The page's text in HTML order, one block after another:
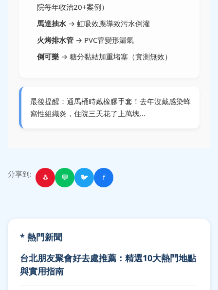
院每年收治20+案例）
馬達抽水 → 虹吸效應導致污水倒灌
火烤排水管 → PVC管變形漏氣
倒可樂 → 糖分黏結加重堵塞（實測無效）
最後提醒：通馬桶時戴橡膠手套！去年沒戴感染蜂
窩性組織炎，住院三天花了上萬塊...
分享到: 🐧 💬 🐦 f
* 熱門新聞
台北朋友聚會好去處推薦：精選10大熱門地點
與實用指南